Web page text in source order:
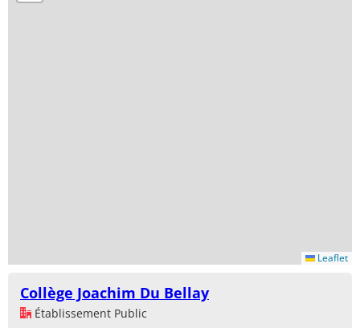
Leaflet
Collège Joachim Du Bellay
Établissement Public